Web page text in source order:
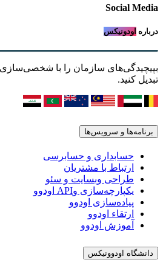
Social Media
درباره اودونیکس
بپیچیدگی‌های سازمان را با
تبدیل کنید.
برنامه‌ها و سرویس‌ها
حسابداری و حسابرسی
ارتباط با مشتریان
طراحی وبسایت و سئو
یکپارچه‌سازی وAPI اودوو
پیاده‌سازی اودوو
ارتقاء اودوو
آموزش اودوو
دانشگاه اودوونیکس